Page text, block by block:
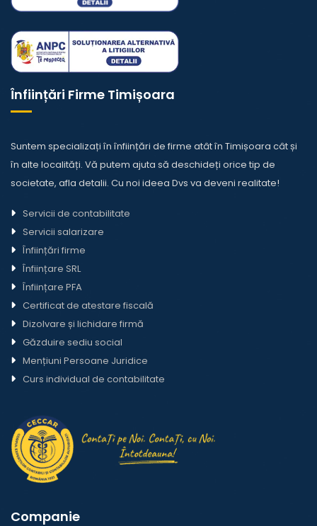
Înființări Firme Timișoara
Suntem specializați în înființări de firme atât în Timișoara cât și
în alte localități. Vă putem ajuta să deschideți orice tip de
societate, afla detalii. Cu noi ideea Dvs va deveni realitate!
Servicii de contabilitate
Servicii salarizare
Înființări firme
Înființare SRL
Înființare PFA
Certificat de atestare fiscală
Dizolvare și lichidare firmă
Găzduire sediu social
Mențiuni Persoane Juridice
Curs individual de contabilitate
Companie